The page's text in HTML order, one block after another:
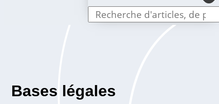
Bases légales